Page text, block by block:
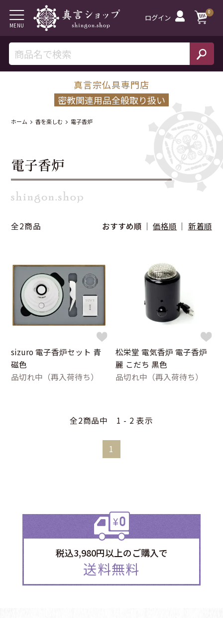
MENU
ログイン
0
真言宗仏具専門店
密教関連用品全般取り扱い
ホーム 香を楽しむ 電子香炉
電子香炉
全2商品 おすすめ順 価格順 新着順
sizuro 電子香炉セット 青
磁色
品切れ中（再入荷待ち）
松栄堂 電気香炉 電子香炉
麗 こだち 黒色
品切れ中（再入荷待ち）
全2商品中 1 - 2 表示
1
税込3,980円以上のご購入で
送料無料